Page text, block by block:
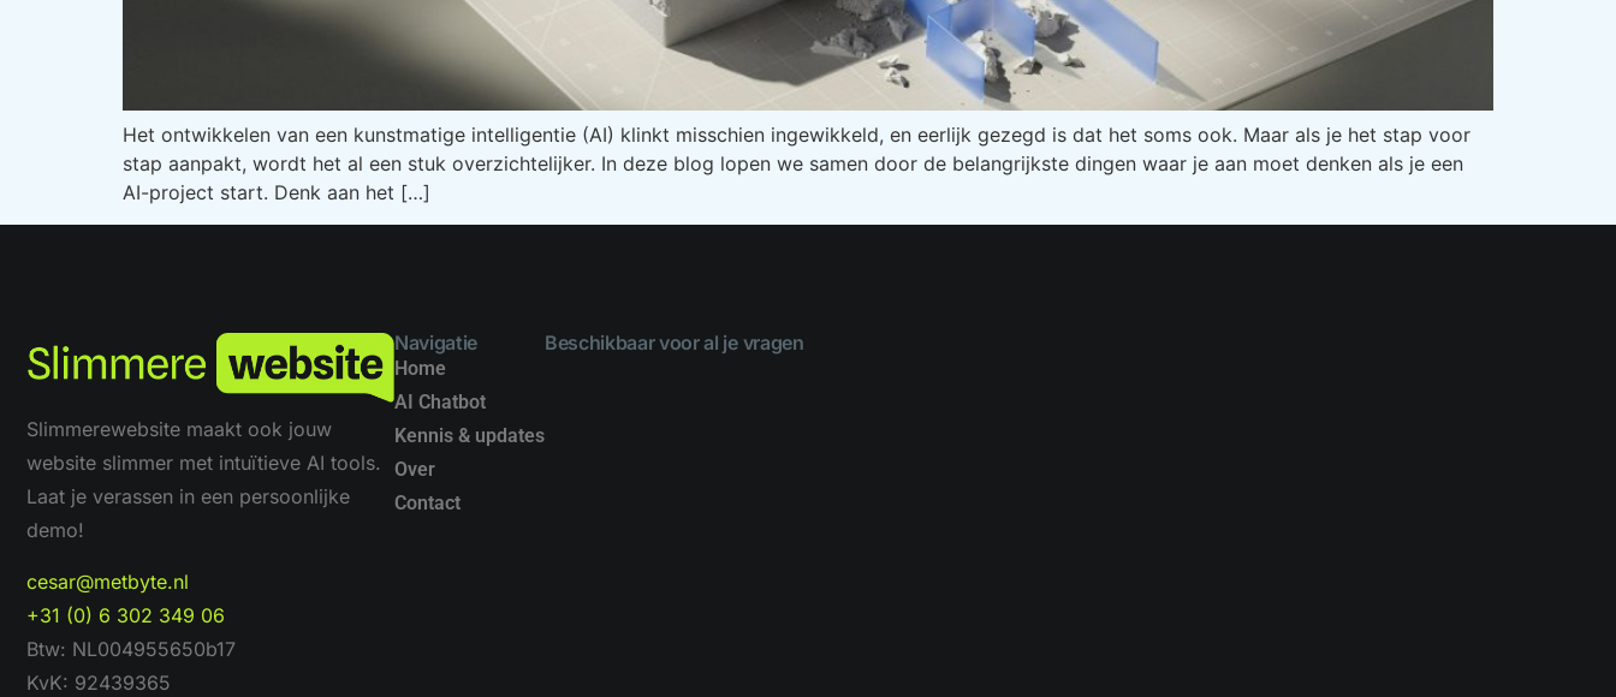
Het ontwikkelen van een kunstmatige intelligentie (AI) klinkt misschien ingewikkeld, en eerlijk gezegd is dat het soms ook. Maar als je het stap voor
stap aanpakt, wordt het al een stuk overzichtelijker. In deze blog lopen we samen door de belangrijkste dingen waar je aan moet denken als je een
AI-project start. Denk aan het […]
Slimmerewebsite maakt ook jouw
website slimmer met intuïtieve AI tools.
Laat je verassen in een persoonlijke
demo!
cesar@metbyte.nl
+31 (0) 6 302 349 06
Btw: NL004955650b17
KvK: 92439365
Navigatie
Home
AI Chatbot
Kennis & updates
Over
Contact
Beschikbaar voor al je vragen